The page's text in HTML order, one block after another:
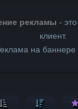
рекламы -
клиент.
на баннере